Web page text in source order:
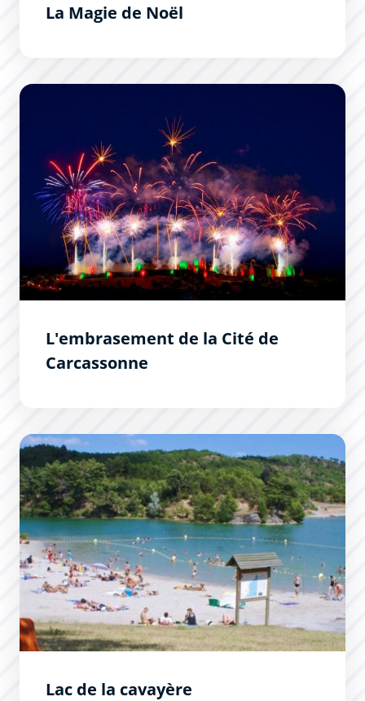
La Magie de Noël
L&#039;embrasement de la Cité de Carcassonne
L'embrasement de la Cité de
Carcassonne
Lac de la cavayère
Lac de la cavayère